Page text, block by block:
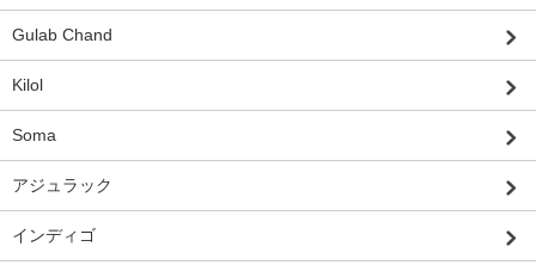
Gulab Chand
Kilol
Soma
アジュラック
インディゴ